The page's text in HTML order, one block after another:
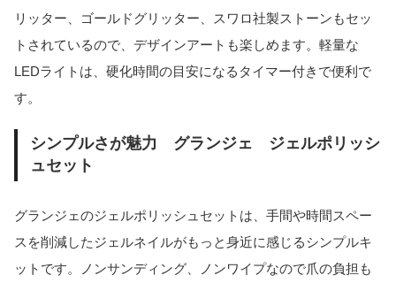
リッター、ゴールドグリッター、スワロ社製ストーンもセッ
トされているので、デザインアートも楽しめます。軽量な
LEDライトは、硬化時間の目安になるタイマー付きで便利で
す。
シンプルさが魅力 グランジェ ジェルポリッシ
ュセット
グランジェのジェルポリッシュセットは、手間や時間スペー
スを削減したジェルネイルがもっと身近に感じるシンプルキ
ットです。ノンサンディング、ノンワイプなので爪の負担も